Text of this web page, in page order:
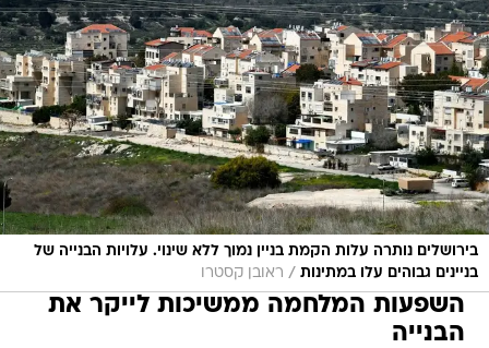
בירושלים נותרה עלות הקמת בניין נמוך ללא שינוי. עלויות הבנייה של
בניינים גבוהים עלו במתינות / ראובן קסטרו
השפעות המלחמה ממשיכות לייקר את
הבנייה